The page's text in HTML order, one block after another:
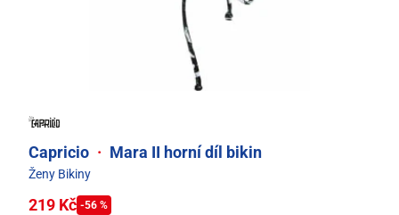
Capricio · Mara II horní díl bikin
Ženy Bikiny
219 Kč -56 %